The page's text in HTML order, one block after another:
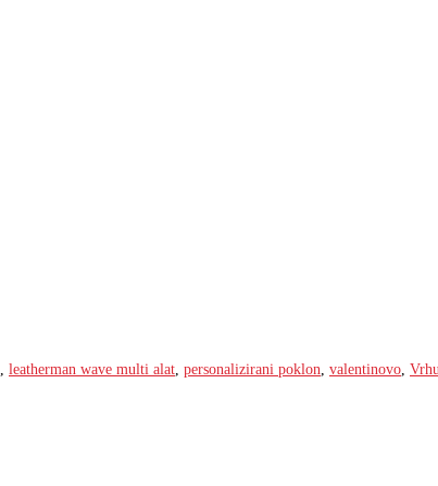
leatherman wave multi alat personalizirani poklon valentinovo